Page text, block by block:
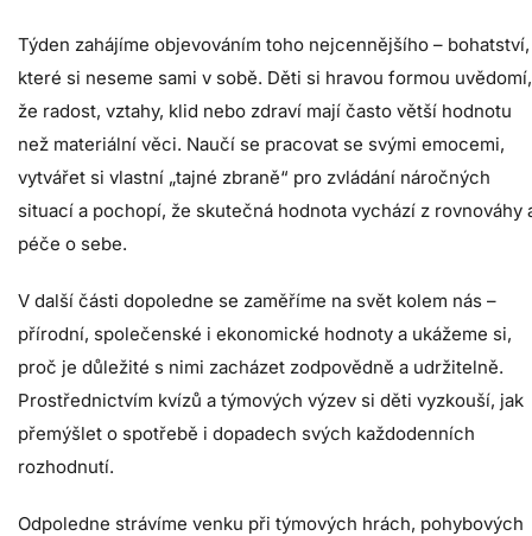
Týden zahájíme objevováním toho nejcennějšího – bohatství,
které si neseme sami v sobě. Děti si hravou formou uvědomí,
že radost, vztahy, klid nebo zdraví mají často větší hodnotu
než materiální věci. Naučí se pracovat se svými emocemi,
vytvářet si vlastní „tajné zbraně“ pro zvládání náročných
situací a pochopí, že skutečná hodnota vychází z rovnováhy
péče o sebe.
V další části dopoledne se zaměříme na svět kolem nás –
přírodní, společenské i ekonomické hodnoty a ukážeme si,
proč je důležité s nimi zacházet zodpovědně a udržitelně.
Prostřednictvím kvízů a týmových výzev si děti vyzkouší, jak
přemýšlet o spotřebě i dopadech svých každodenních
rozhodnutí.
Odpoledne strávíme venku při týmových hrách, pohybových